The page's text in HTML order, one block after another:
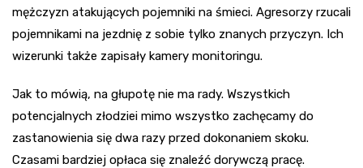
mężczyzn atakujących pojemniki na śmieci. Agresorzy rzucali
pojemnikami na jezdnię z sobie tylko znanych przyczyn. Ich
wizerunki także zapisały kamery monitoringu.
Jak to mówią, na głupotę nie ma rady. Wszystkich
potencjalnych złodziei mimo wszystko zachęcamy do
zastanowienia się dwa razy przed dokonaniem skoku.
Czasami bardziej opłaca się znaleźć dorywczą pracę.